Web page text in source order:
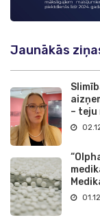
Jaunākās
– teju